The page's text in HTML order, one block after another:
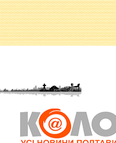
Головна » 2016 рік
Календар